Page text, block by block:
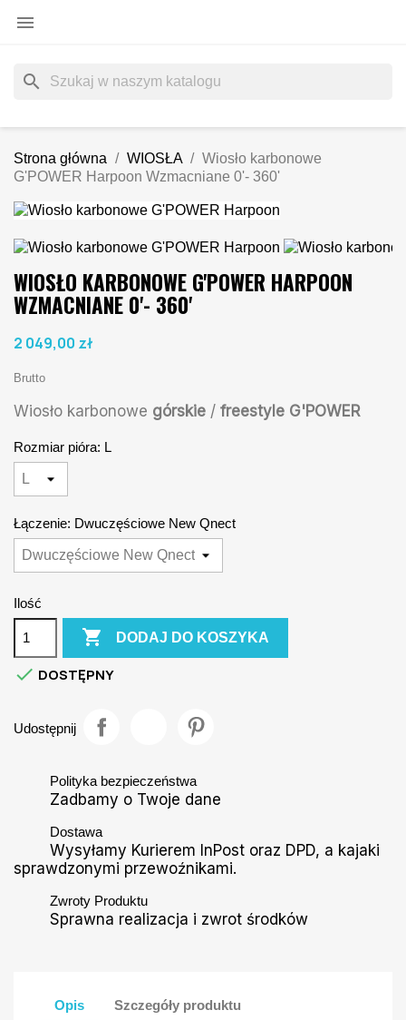

search
Strona główna WIOSŁA
Wiosło karbonowe
G'POWER Harpoon Wzmacniane 0'- 360'
WIOSŁO KARBONOWE G'POWER HARPOON
WZMACNIANE 0'- 360'
2 049,00 zł
Brutto
Wiosło karbonowe górskie / freestyle G'POWER
Rozmiar pióra: L
Łączenie: Dwuczęściowe New Qnect
Ilość
 DODAJ DO KOSZYKA
 DOSTĘPNY
Udostępnij
Polityka bezpieczeństwa
Zadbamy o Twoje dane
Dostawa
Wysyłamy Kurierem InPost oraz DPD, a kajaki
sprawdzonymi przewoźnikami.
Zwroty Produktu
Sprawna realizacja i zwrot środków
Opis Szczegóły produktu